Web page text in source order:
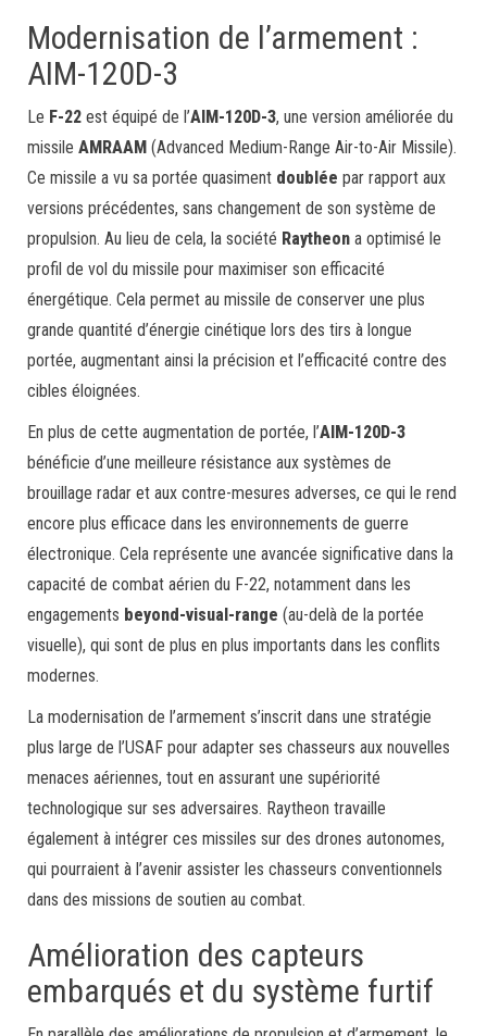
Modernisation de l’armement :
AIM-120D-3
Le F-22 est équipé de l’AIM-120D-3, une version améliorée du
missile AMRAAM (Advanced Medium-Range Air-to-Air Missile).
Ce missile a vu sa portée quasiment doublée par rapport aux
versions précédentes, sans changement de son système de
propulsion. Au lieu de cela, la société Raytheon a optimisé le
profil de vol du missile pour maximiser son efficacité
énergétique. Cela permet au missile de conserver une plus
grande quantité d’énergie cinétique lors des tirs à longue
portée, augmentant ainsi la précision et l’efficacité contre des
cibles éloignées.
En plus de cette augmentation de portée, l’AIM-120D-3
bénéficie d’une meilleure résistance aux systèmes de
brouillage radar et aux contre-mesures adverses, ce qui le rend
encore plus efficace dans les environnements de guerre
électronique. Cela représente une avancée significative dans la
capacité de combat aérien du F-22, notamment dans les
engagements beyond-visual-range (au-delà de la portée
visuelle), qui sont de plus en plus importants dans les conflits
modernes.
La modernisation de l’armement s’inscrit dans une stratégie
plus large de l’USAF pour adapter ses chasseurs aux nouvelles
menaces aériennes, tout en assurant une supériorité
technologique sur ses adversaires. Raytheon travaille
également à intégrer ces missiles sur des drones autonomes,
qui pourraient à l’avenir assister les chasseurs conventionnels
dans des missions de soutien au combat.
Amélioration des capteurs
embarqués et du système furtif